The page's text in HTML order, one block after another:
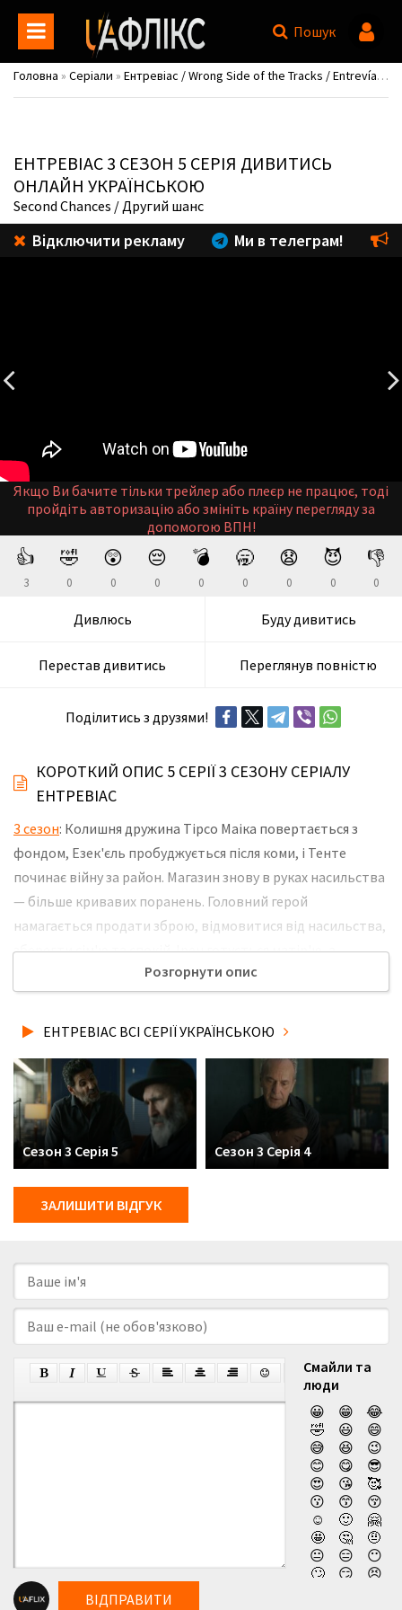
Пошук
Головна » Серіали » Ентревіас / Wrong Side of the Tracks / Entrevías »
ЕНТРЕВІАС 3 СЕЗОН 5 СЕРІЯ ДИВИТИСЬ
ОНЛАЙН УКРАЇНСЬКОЮ
Second Chances / Другий шанс
Відключити рекламу Ми в телеграм!
Якщо Ви бачите тільки трейлер або плеєр не працює, тоді
пройдіть авторизацію або змініть країну перегляду за
допомогою ВПН!
👍
3
🤣
0
😲
0
😔
0
💣
0
🥱
0
😧
0
😈
0
👎
0
Дивлюсь Буду дивитись
Перестав дивитись Переглянув повністю
Поділитись з друзями!
КОРОТКИЙ ОПИС 5 СЕРІЇ 3 СЕЗОНУ СЕРІАЛУ
ЕНТРЕВІАС
3 сезон: Колишня дружина Тірсо Маіка повертається з
фондом, Езек'єль пробуджується після коми, і Тенте
починає війну за район. Магазин знову в руках насильства
— більше кривавих поранень. Головний герой
намагається продати зброю, відмовитися від насильства,
зберегти сім'ю та спокій. Ірен готується матір'ю, а
Нельсон отримує пропозицію, що змінює його майбутнє.
серію 3 сезону серіалу Ентревіас українською мовою, у
Розгорнути опис
ЕНТРЕВІАС ВСІ СЕРІЇ УКРАЇНСЬКОЮ
Сезон 3 Серія 5 Сезон 3 Серія 4
ЗАЛИШИТИ ВІДГУК
Смайли та
люди
😀
😁
😂
🤣
😃
😄
😅
😆
😉
😊
😋
😎
😍
😘
🥰
😗
😙
😚
☺️
🙂
🤗
🤩
🤔
🤨
😐
😑
😶
🙄
😏
😣
ВІДПРАВИТИ